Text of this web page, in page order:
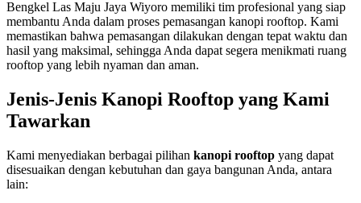
Bengkel Las Maju Jaya Wiyoro memiliki tim profesional yang siap
membantu Anda dalam proses pemasangan kanopi rooftop. Kami
memastikan bahwa pemasangan dilakukan dengan tepat waktu dan
hasil yang maksimal, sehingga Anda dapat segera menikmati ruang
rooftop yang lebih nyaman dan aman.
Jenis-Jenis Kanopi Rooftop yang Kami
Tawarkan
Kami menyediakan berbagai pilihan kanopi rooftop yang dapat
disesuaikan dengan kebutuhan dan gaya bangunan Anda, antara
lain: